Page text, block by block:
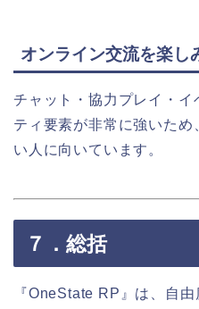
オンライン交流を楽し
チャット・協力プレイ・イ
ティ要素が非常に強いため
い人に向いています。
７．総括
『OneState RP 』は、自